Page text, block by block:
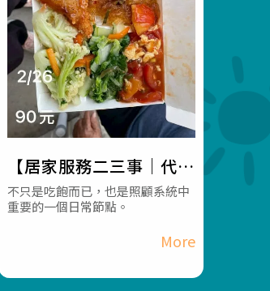
【居家服務二三事｜代購
餐食 BA16】#彰化長照
機構 #員林長照機構 #長
不只是吃飽而已，也是照顧系統中
重要的一個日常節點。